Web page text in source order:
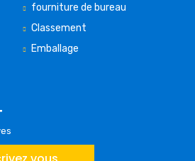
fourniture de bureau
Classement
Emballage